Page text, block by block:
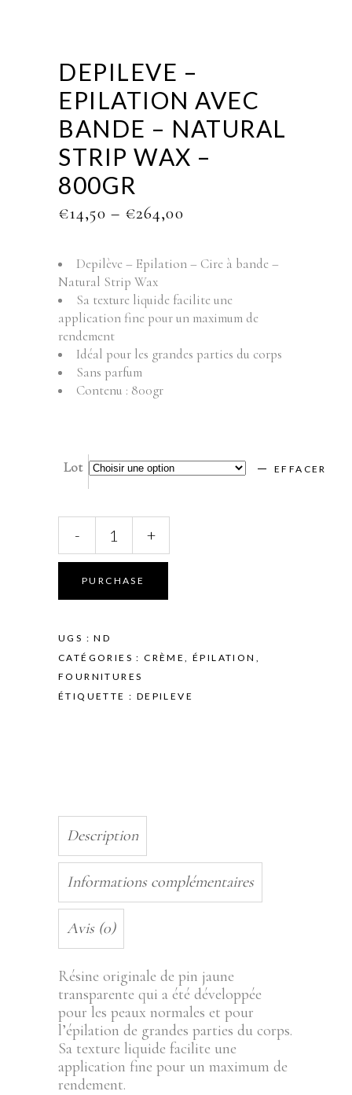
DEPILEVE –
EPILATION AVEC
BANDE – NATURAL
STRIP WAX –
800GR
€14,50 – €264,00PRICE
THROUGH
Depilève – Epilation – Cire à bande –
Natural Strip Wax
Sa texture liquide facilite une
application fine pour un maximum de
rendement
Idéal pour les grandes parties du corps
Sans parfum
Contenu : 800gr
Lot EFFACER
EPILATION
AVEC
BANDE
NATURAL
STRIP
-
800GR
- +
PURCHASE
UGS :ND
CATÉGORIES :CRÈME,ÉPILATION ,
FOURNITURES
ÉTIQUETTE : DEPILEVE
Description
Informations complémentaires
Avis (0)
Résine originale de pin jaune
transparente qui a été développée
pour les peaux normales et pour
l’épilation de grandes parties du corps.
Sa texture liquide facilite une
application fine pour un maximum de
rendement.